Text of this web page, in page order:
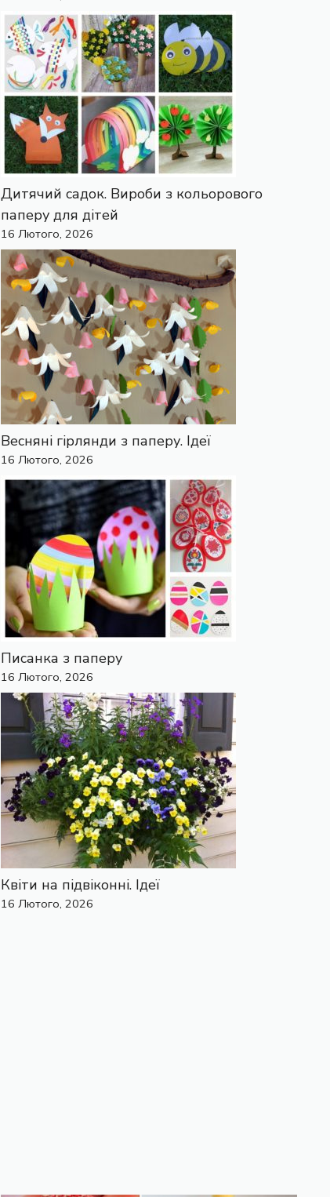
Дитячий садок. Вироби з кольорового
паперу для дітей
16 Лютого, 2026
Весняні гірлянди з паперу. Ідеї
16 Лютого, 2026
Писанка з паперу
16 Лютого, 2026
Квіти на підвіконні. Ідеї
16 Лютого, 2026